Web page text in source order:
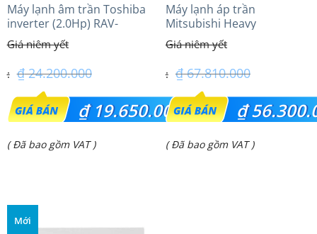
Máy lạnh âm trần Toshiba
inverter (2.0Hp) RAV-
GV1801AP-V
₫24.200.000
Giá
gốc
là:
₫19.650.000
Giá
( Đã bao gồm VAT )
Máy lạnh áp trần
Mitsubishi Heavy
FDE125VG (5.0Hp) Cao cấp
– 3 Pha
₫67.810.000
Giá
gốc
là:
₫
Giá
( Đã bao gồm VAT )
Mới